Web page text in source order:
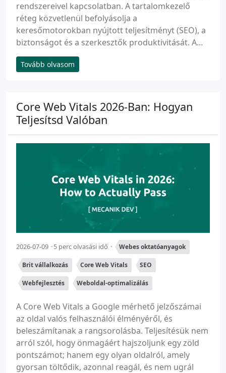
rendszereivel kapcsolatban. A tartalomkezelő
réteg közvetlenül befolyásolja a
keresőmotorokban nyújtott teljesítményt (SEO), a
biztonságot és a szerkesztők produktivitását. A...
Tovább olvasom
Core Web Vitals 2026-Ban: Hogyan
Teljesítsd Valóban
2026-07-09 5 perc olvasási idő Webes oktatóanyagok
Brit vállalkozás Core Web Vitals SEO
Webfejlesztés Weboldal-optimalizálás
A Core Web Vitals a Google mérhető jelzőszámai
az oldal valós felhasználói élményéről, és
beleszámítanak a rangsorolásba. Teljesítésük nem
arról szól, hogy önmagáért hajszoljunk egy zöld
pontszámot; hanem egy olyan oldalról, amely
gyorsan töltődik, azonnal reagál, és nem ugrál